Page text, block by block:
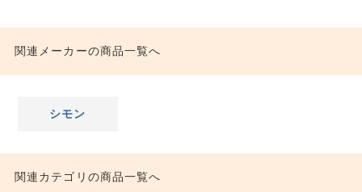
関連メーカーの商品一覧へ
シモン
関連カテゴリの商品一覧へ